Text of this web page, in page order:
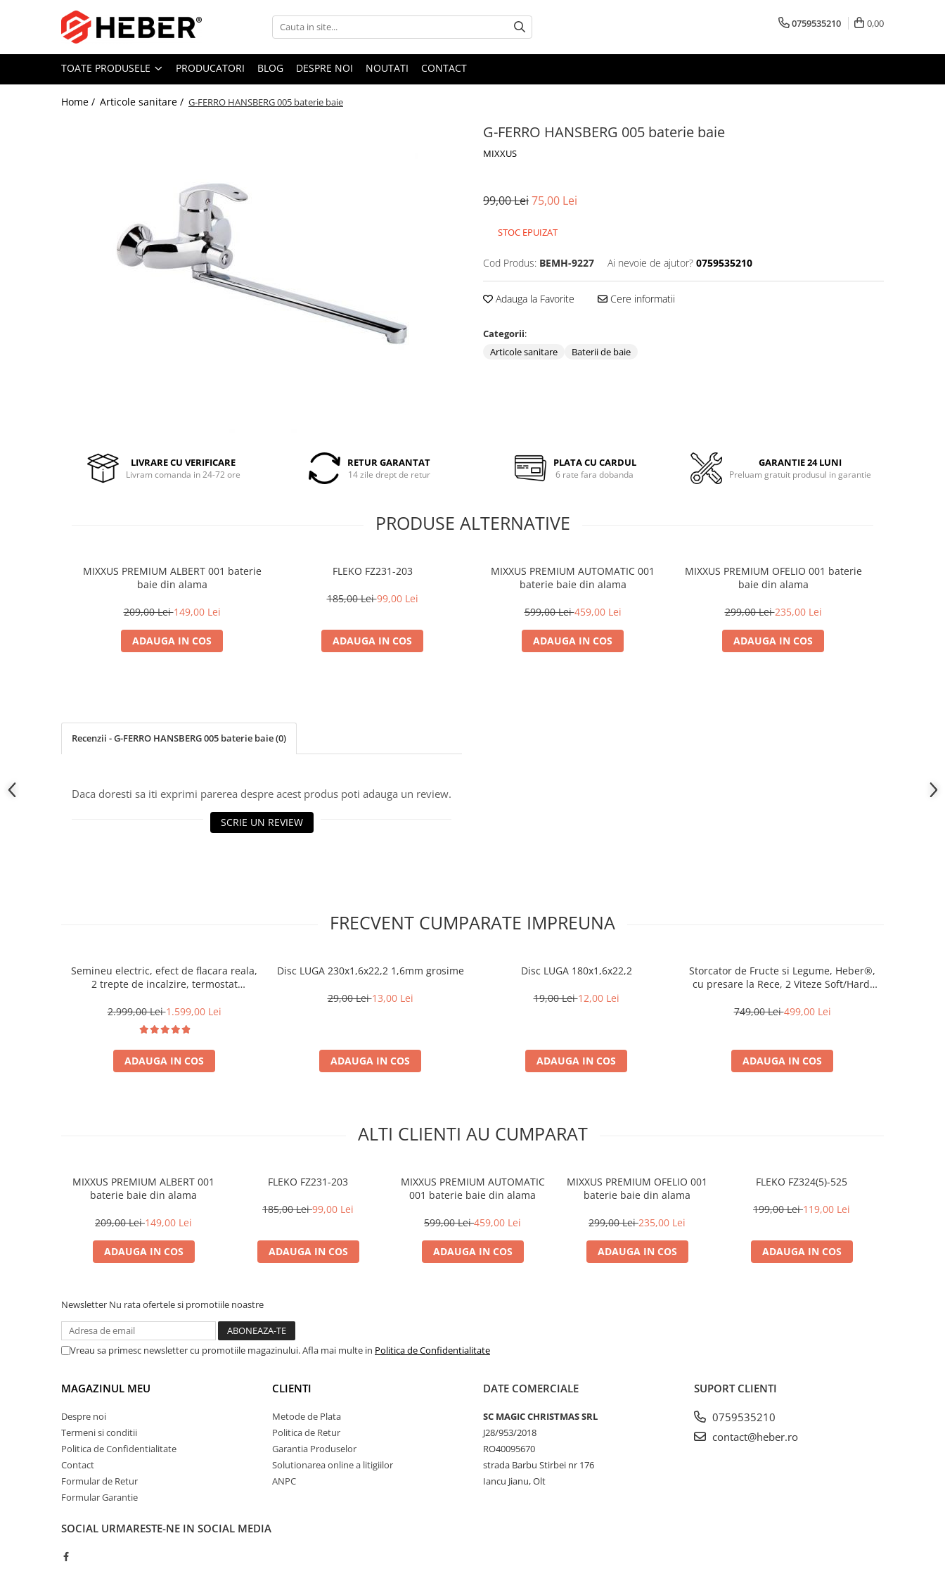
Toate Produsele
Mixere cu bol
Hidrofor cu pompa submersibila
Dezumidificatoare
Motoare electrice
Echipamente de lucru
Accesorii beton
0759535210 0,00
TOATE PRODUSELE PRODUCATORI BLOG DESPRE NOI NOUTATI CONTACT
Home / Articole sanitare / G-FERRO HANSBERG 005 baterie baie
G-FERRO HANSBERG 005 baterie baie
MIXXUS
99,00 Lei75,00 Lei
STOC EPUIZAT
Cod Produs: BEMH-9227 Ai nevoie de ajutor? 0759535210
Adauga la Favorite Cere informatii
Categorii:
Articole sanitare
Baterii de baie
LIVRARE CU VERIFICARE
Livram comanda in 24-72 ore
RETUR GARANTAT
14 zile drept de retur
PLATA CU CARDUL
6 rate fara dobanda
GARANTIE 24 LUNI
Preluam gratuit produsul in garantie
PRODUSE ALTERNATIVE
MIXXUS PREMIUM ALBERT 001 baterie
baie din alama
209,00 Lei149,00 Lei
ADAUGA IN COS
FLEKO FZ231-203
185,00 Lei99,00 Lei
ADAUGA IN COS
MIXXUS PREMIUM AUTOMATIC 001
baterie baie din alama
599,00 Lei459,00 Lei
ADAUGA IN COS
MIXXUS PREMIUM OFELIO 001 baterie
baie din alama
299,00 Lei235,00 Lei
ADAUGA IN COS
Recenzii - G-FERRO HANSBERG 005 baterie baie(0)
Daca doresti sa iti exprimi parerea despre acest produs poti adauga un review.
SCRIE UN REVIEW
FRECVENT CUMPARATE IMPREUNA
Semineu electric, efect de flacara reala,
2 trepte de incalzire, termostat
2.999,00 Lei1.599,00 Lei
ADAUGA IN COS
Disc LUGA 230x1,6x22,2 1,6mm grosime
29,00 Lei13,00 Lei
ADAUGA IN COS
Disc LUGA 180x1,6x22,2
19,00 Lei12,00 Lei
ADAUGA IN COS
Storcator de Fructe si Legume, Heber®,
cu presare la Rece, 2 Viteze Soft/Hard,
150W, Ax cu Melc, Recipient Suc 450ml,
749,00 Lei499,00 Lei
ADAUGA IN COS
ALTI CLIENTI AU CUMPARAT
MIXXUS PREMIUM ALBERT 001
baterie baie din alama
209,00 Lei149,00 Lei
ADAUGA IN COS
FLEKO FZ231-203
185,00 Lei99,00 Lei
ADAUGA IN COS
MIXXUS PREMIUM AUTOMATIC
001 baterie baie din alama
599,00 Lei459,00 Lei
ADAUGA IN COS
MIXXUS PREMIUM OFELIO 001
baterie baie din alama
299,00 Lei235,00 Lei
ADAUGA IN COS
FLEKO FZ324(5)-525
199,00 Lei119,00 Lei
ADAUGA IN COS
Newsletter Nu rata ofertele si promotiile noastre
Vreau sa primesc newsletter cu promotiile magazinului. Afla mai multe in Politica de Confidentialitate
MAGAZINUL MEU
Despre noi
Termeni si conditii
Politica de Confidentialitate
Contact
Formular de Retur
Formular Garantie
CLIENTI
Metode de Plata
Politica de Retur
Garantia Produselor
Solutionarea online a litigiilor
ANPC
DATE COMERCIALE
SC MAGIC CHRISTMAS SRL
J28/953/2018
RO40095670
strada Barbu Stirbei nr 176
Iancu Jianu, Olt
SUPORT CLIENTI
0759535210
contact@heber.ro
SOCIAL URMARESTE-NE IN SOCIAL MEDIA